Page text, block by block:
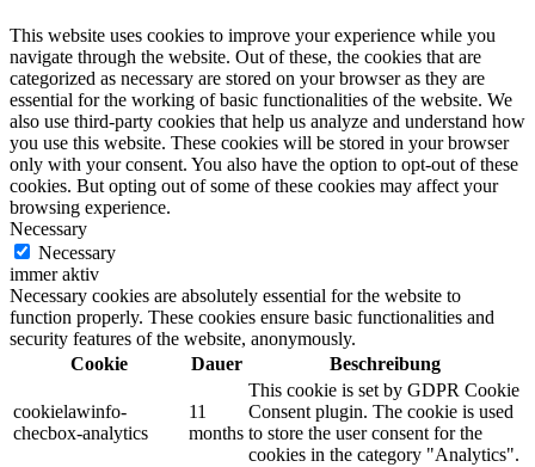
This website uses cookies to improve your experience while you
navigate through the website. Out of these, the cookies that are
categorized as necessary are stored on your browser as they are
essential for the working of basic functionalities of the website. We
also use third-party cookies that help us analyze and understand how
you use this website. These cookies will be stored in your browser
only with your consent. You also have the option to opt-out of these
cookies. But opting out of some of these cookies may affect your
browsing experience.
Necessary
Necessary
immer aktiv
Necessary cookies are absolutely essential for the website to
function properly. These cookies ensure basic functionalities and
security features of the website, anonymously.
Cookie
Dauer Beschreibung
cookielawinfo-
checbox-analytics
11
months
This cookie is set by GDPR Cookie
Consent plugin. The cookie is used
to store the user consent for the
cookies in the category "Analytics".